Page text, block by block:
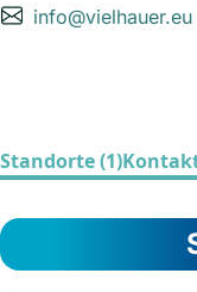
info@vielhauer.eu
Standorte (1)